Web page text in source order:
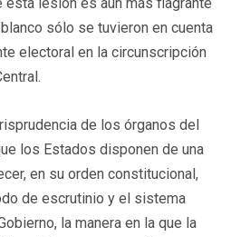
sólo se tuvieron en cuenta
electoral en la circunscripción
de los órganos del
los Estados disponen de una
en su orden constitucional,
de escrutinio y el sistema
la manera en la que la